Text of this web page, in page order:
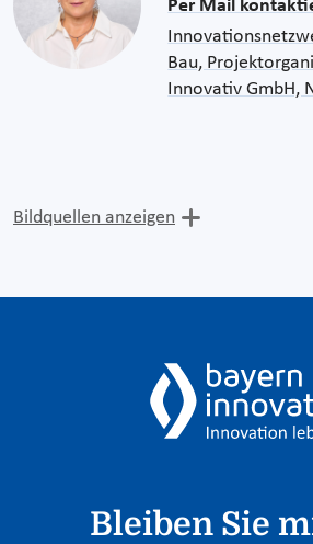
Per Mail
Bau,
Innovativ GmbH,
Bildquellen anzeigen
Bleiben Sie